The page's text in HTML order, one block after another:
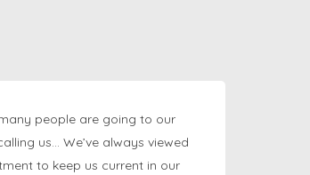
people are going to our
us… We’ve always viewed
to keep us current in our